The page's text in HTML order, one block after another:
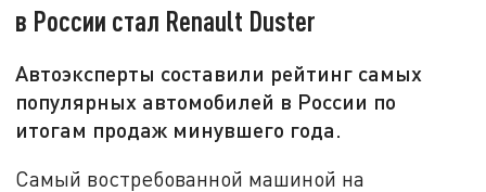
в России стал Renault Duster
Автоэксперты составили рейтинг самых
популярных автомобилей в России по
итогам продаж минувшего года.
Самый востребованной машиной на